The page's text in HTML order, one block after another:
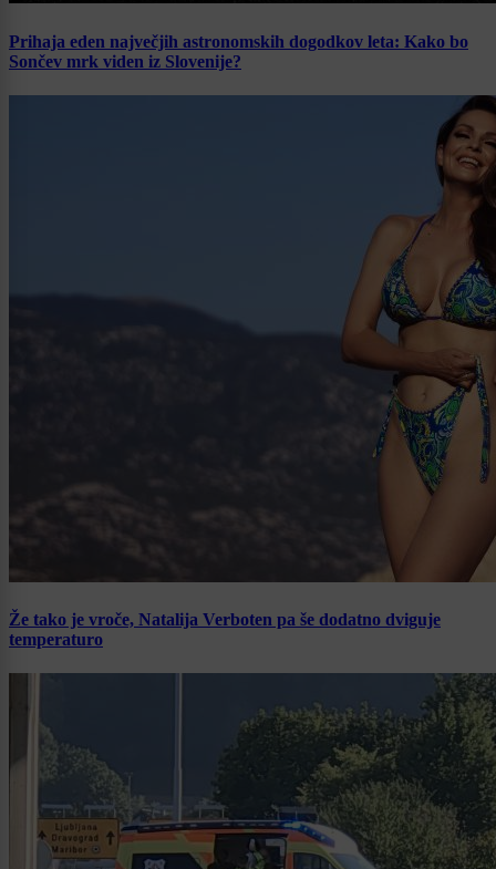
Prihaja eden največjih astronomskih dogodkov leta: Kako bo
Sončev mrk viden iz Slovenije?
Že tako je vroče, Natalija Verboten pa še dodatno dviguje
temperaturo